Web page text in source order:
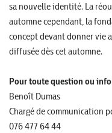
sa nouvelle identité. La
automne cependant, la
concept devant donner vie
diffusée dès cet automne.
Pour toute question ou
Benoît Dumas
Chargé de communication
076 477 64 44